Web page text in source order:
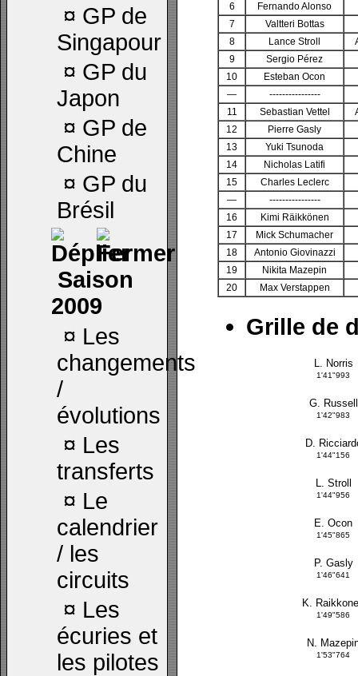
¤ GP de
Singapour
¤ GP du
Japon
¤ GP de
Chine
¤ GP du
Brésil
Saison
2009
¤ Les
changements
/
évolutions
¤ Les
transferts
¤ Le
calendrier
/ les
circuits
¤ Les
écuries et
les pilotes
6
Fernando Alonso
7
Valtteri Bottas
8
Lance Stroll
9
Sergio Pérez
10
Esteban Ocon
—
----------------
11
Sebastian Vettel
12
Pierre Gasly
13
Yuki Tsunoda
14
Nicholas Latifi
15
Charles Leclerc
—
----------------
16
Kimi Räikkönen
17
Mick Schumacher
18
Antonio Giovinazzi
19
Nikita Mazepin
20
Max Verstappen
Grille de
L. Norris
1'41"993
G. Russell
1'42"983
D.
1'44"156
L. Stroll
1'44"956
E. Ocon
1'45"865
P. Gasly
1'46"641
K.
1'49"586
N.
1'53"764